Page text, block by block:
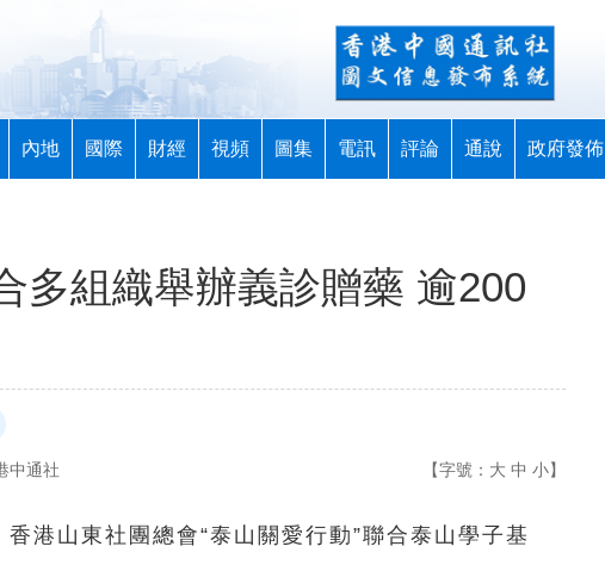
內地 國際 財經 視頻 圖集 電訊 評論 通說 政府發佈
多組織舉辦義診贈藥 逾200
中通社 【字號： 大 中 小】
港山東社團總會“泰山關愛行動”聯合泰山學子基